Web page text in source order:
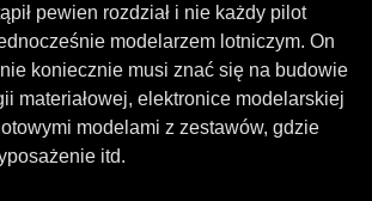
pewien rozdział i nie każdy pilot
modelarzem lotniczym. On
koniecznie musi znać się na budowie
materiałowej, elektronice modelarskiej
modelami z zestawów, gdzie
itd.